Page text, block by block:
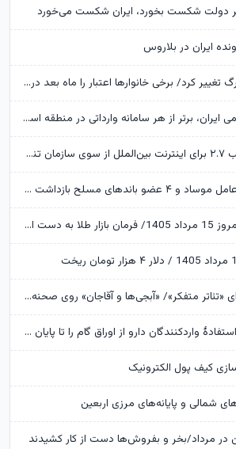
دولت شکست بخورد، ایران شکست می‌خورد
ایران در بلاروس
زمانبندی شارژ کالابرگ تغییر کرد/ برخی خانوارها اعتبار را ماه بعد دریافت می‌کنند
ابن‌الرضا: فناوری بومی ایران، برتر از هر سامانه وارداتی در منطقه است
تکذیب اعمال ضریب ۲.۷ برای اینترنت بین‌الملل از سوی سازمان تنظیم مقررات
وزارت اطلاعات: ۲۱ عامل موساد و ۴ عضو باندهای مسلح بازداشت شدند
قیمت طلا و سکه امروز 15 مرداد 1405/ فرمان بازار طلا به دست اونس جهانی افتاد
آرزوهای ایرج راد برای «تئاتر متفکر»/ «آبجی‌ها و آقاجان» روی صحنه می‌رود
بانک مرکزی امکان استفادۀ واردکنندگان دارو از اوراق گام را تا پایان امسال تمدید کرد
کیف پول الکترونیک
شمالی و پایانه‌های مرزی اربعین
در مرداد/بخر و بفروش‌ها دست از کار کشیدند